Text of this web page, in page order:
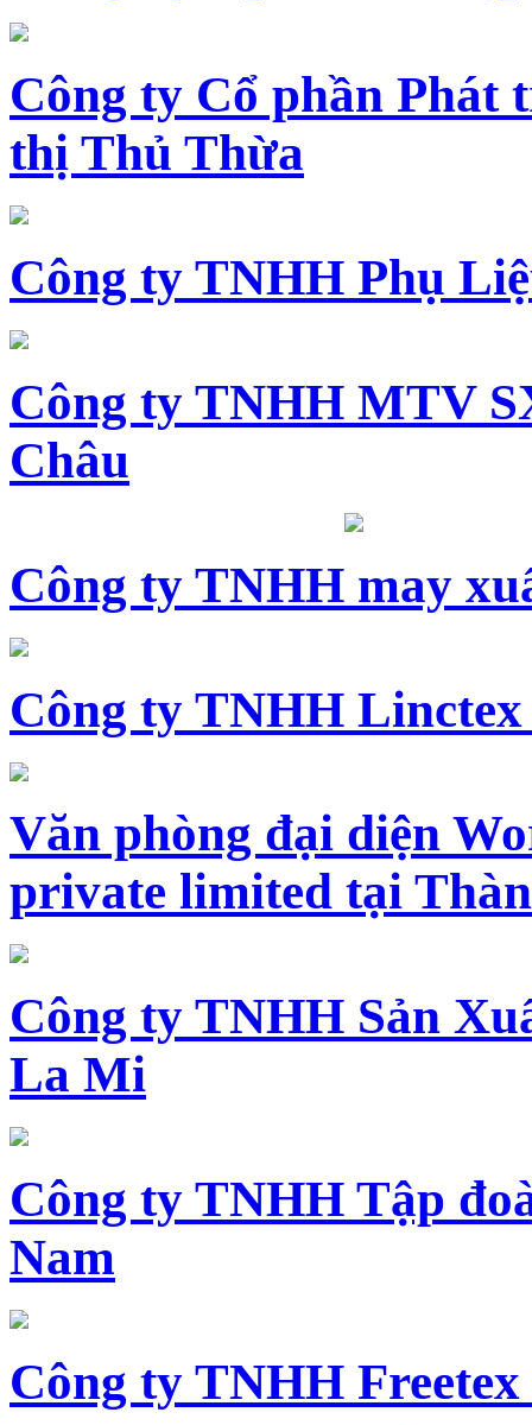
Công ty Cổ phần Phát
thị Thủ Thừa
Công ty TNHH Phụ
Công ty TNHH MTV
Châu
Công ty TNHH may
Công ty TNHH Linctex
Văn phòng đại diện
private limited tại
Công ty TNHH Sản
La Mi
Công ty TNHH Tập
Nam
Công ty TNHH